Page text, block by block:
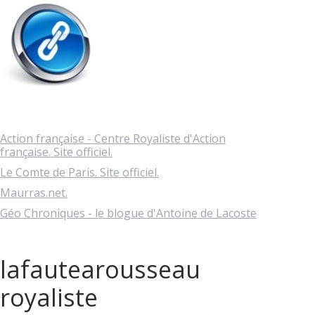
Action française - Centre Royaliste d'Action
française. Site officiel.
Le Comte de Paris. Site officiel.
Maurras.net.
Géo Chroniques - le blogue d'Antoine de Lacoste
lafautearousseau
royaliste